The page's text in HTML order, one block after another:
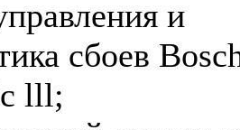
и
сбоев
lll;